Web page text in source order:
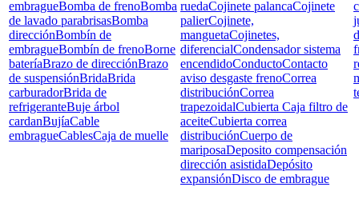
embragueBomba de frenoBomba
de lavado parabrisasBomba
direcciónBombín de
embragueBombín de frenoBorne
bateríaBrazo de direcciónBrazo
de suspensiónBridaBrida
carburadorBrida de
refrigeranteBuje árbol
cardanBujíaCable
embragueCablesCaja de muelle
ruedaCojinete palancaCojinete
palierCojinete,
manguetaCojinetes,
diferencialCondensador sistema
encendidoConductoContacto
aviso desgaste frenoCorrea
distribuciónCorrea
trapezoidalCubierta Caja filtro de
aceiteCubierta correa
distribuciónCuerpo de
mariposaDeposito compensación
dirección asistidaDepósito
expansiónDisco de embrague